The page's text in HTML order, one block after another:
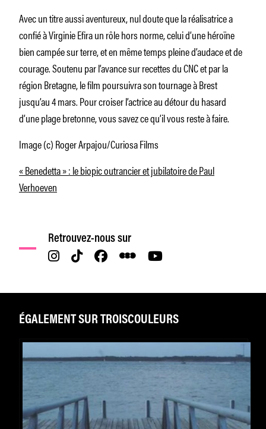
Avec un titre aussi aventureux, nul doute que la réalisatrice a
confié à Virginie Efira un rôle hors norme, celui d’une héroïne
bien campée sur terre, et en même temps pleine d’audace et de
courage. Soutenu par l’avance sur recettes du CNC et par la
région Bretagne, le film poursuivra son tournage à Brest
jusqu’au 4 mars. Pour croiser l’actrice au détour du hasard
d’une plage bretonne, vous savez ce qu’il vous reste à faire.
Image (c) Roger Arpajou/Curiosa Films
« Benedetta » : le biopic outrancier et jubilatoire de Paul
Verhoeven
Retrouvez-nous sur
ÉGALEMENT SUR TROISCOULEURS